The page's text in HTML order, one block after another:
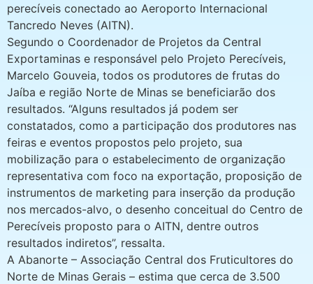
perecíveis conectado ao Aeroporto Internacional
Tancredo Neves (AITN).
Segundo o Coordenador de Projetos da Central
Exportaminas e responsável pelo Projeto Perecíveis,
Marcelo Gouveia, todos os produtores de frutas do
Jaíba e região Norte de Minas se beneficiarão dos
resultados. “Alguns resultados já podem ser
constatados, como a participação dos produtores nas
feiras e eventos propostos pelo projeto, sua
mobilização para o estabelecimento de organização
representativa com foco na exportação, proposição de
instrumentos de marketing para inserção da produção
nos mercados-alvo, o desenho conceitual do Centro de
Perecíveis proposto para o AITN, dentre outros
resultados indiretos”, ressalta.
A Abanorte – Associação Central dos Fruticultores do
Norte de Minas Gerais – estima que cerca de 3.500